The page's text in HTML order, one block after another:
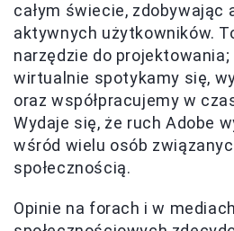
całym świecie, zdobywając
aktywnych użytkowników.
narzędzie do
wirtualnie spotykamy się,
oraz współpracujemy w
Wydaje się, że ruch Adobe
wśród wielu osób
społecznością.
Opinie na forach i w mediach